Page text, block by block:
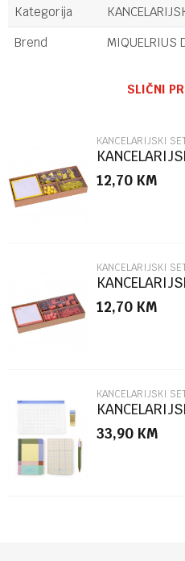
Kategorija
Brend
MIQUELRIUS
Poruka
POŠALJI
SLIČNI
KANCELARIJSKI
APLI
12,70 KM
KANCELARIJSKI
APLI
12,70 KM
KANCELARIJSKI
33,90 KM